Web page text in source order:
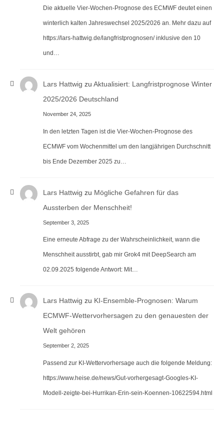
Die aktuelle Vier-Wochen-Prognose des ECMWF deutet einen
winterlich kalten Jahreswechsel 2025/2026 an. Mehr dazu auf
https://lars-hattwig.de/langfristprognosen/ inklusive den 10
und…
Lars Hattwig zu Aktualisiert: Langfristprognose Winter
2025/2026 Deutschland
November 24, 2025
In den letzten Tagen ist die Vier-Wochen-Prognose des
ECMWF vom Wochenmittel um den langjährigen Durchschnitt
bis Ende Dezember 2025 zu…
Lars Hattwig zu Mögliche Gefahren für das
Aussterben der Menschheit!
September 3, 2025
Eine erneute Abfrage zu der Wahrscheinlichkeit, wann die
Menschheit ausstirbt, gab mir Grok4 mit DeepSearch am
02.09.2025 folgende Antwort: Mit…
Lars Hattwig zu KI-Ensemble-Prognosen: Warum
ECMWF-Wettervorhersagen zu den genauesten der
Welt gehören
September 2, 2025
Passend zur KI-Wettervorhersage auch die folgende Meldung:
https://www.heise.de/news/Gut-vorhergesagt-Googles-KI-
Modell-zeigte-bei-Hurrikan-Erin-sein-Koennen-10622594.html